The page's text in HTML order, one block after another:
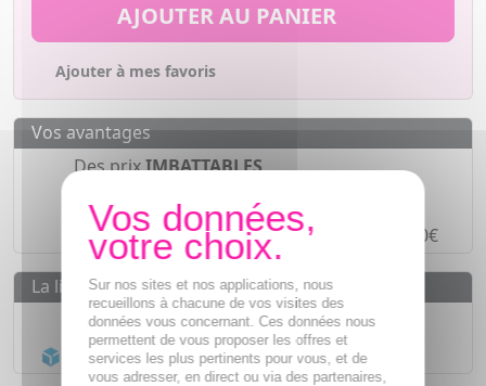
AJOUTER AU PANIER
Ajouter à mes favoris
Vos avantages
Des prixIMBATTABLES
Paiement en ligne
SÉCURISÉ
Paiement en4 fois sans frais à partir de 30€
La livraison
Livraison gratuite dès 55€
Acheminement Chronoposten 24h*
Sur nos sites et nos applications, nous
recueillons à chacune de vos visites des
données vous concernant. Ces données nous
permettent de vous proposer les offres et
services les plus pertinents pour vous, et de
vous adresser, en direct ou via des partenaires,